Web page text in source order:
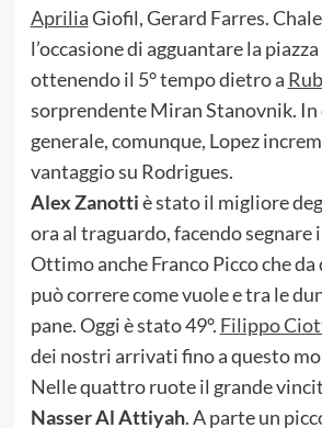
ApriliaGiofil, Gerard Farres.
l’occasione di agguantare la piazza
ottenendo il 5° tempo dietro a
sorprendente Miran Stanovnik. In
generale, comunque, Lopez
vantaggio su Rodrigues.
Alex Zanottiè stato il migliore
ora al traguardo, facendo segnare
Ottimo anche Franco Picco che
può correre come vuole e tra le
pane. Oggi è stato 49°. Filippo
dei nostri arrivati fino a questo
Nelle quattro ruote il grande
Nasser Al Attiyah. A parte un